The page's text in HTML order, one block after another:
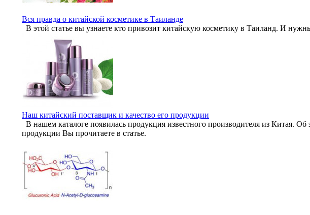
Вся правда о китайской косметике в Таиланде
В этой статье вы узнаете кто привозит китайскую косметику в Таиланд. И
Наш китайский поставщик и качество его продукции
В нашем каталоге появилась продукция известного производителя из Китая.
продукции Вы прочитаете в статье.